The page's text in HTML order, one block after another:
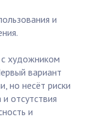
и
художником
вариант
но несёт риски
отсутствия
и